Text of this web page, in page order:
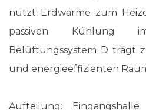
nutzt Erdwärme zum
passiven Kühlung
Belüftungssystem D trägt
und energieeffizienten
Aufteilung: